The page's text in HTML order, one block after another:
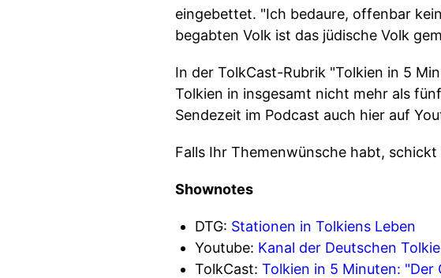
eingebettet. "Ich bedaure, offenbar
begabten Volk ist das jüdische Volk
In der TolkCast-Rubrik "Tolkien in 5
Tolkien in insgesamt nicht mehr als
Sendezeit im Podcast auch hier auf
Falls Ihr Themenwünsche habt,
Shownotes
DTG: Stationen in Tolkiens Leben
Youtube: Kanal der Deutschen
TolkCast: Tolkien in 5 Minuten: "Der